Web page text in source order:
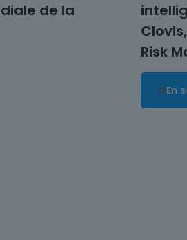
de la
Risk
En